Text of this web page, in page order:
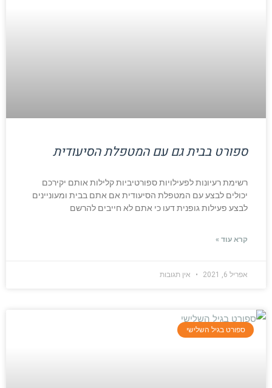
ספורט בבית גם עם המטפלת הסיעודית
רשימת רעיונות לפעילויות ספורטיביות קלילות אותם יקירכם
יכולים לבצע עם המטפלת הסיעודית אם אתם בבית ומעוניינים
לבצע פעילות גופנית דעו כי אתם לא חייבים להרשם
קרא עוד »
אפריל 6, 2021 אין תגובות
ספורט בגיל השלישי